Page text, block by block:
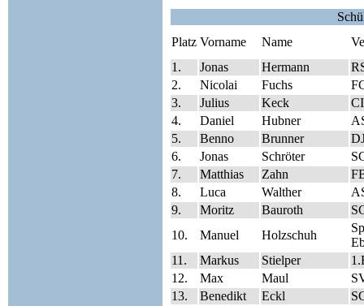
Platz Vorname Name
1.
Jonas Hermann
2.
Nicolai Fuchs
3.
Julius Keck
4.
Daniel Hubner
5.
Benno Brunner
6.
Jonas Schröter
7.
Matthias Zahn
8.
Luca Walther
9.
Moritz Bauroth
10.
Manuel Holzschuh
11.
Markus Stielper
12.
Max Maul
13.
Benedikt Eckl